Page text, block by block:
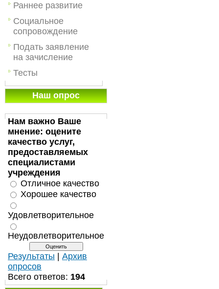
Раннее развитие
Социальное
сопровождение
Подать заявление
на зачисление
Тесты
Наш опрос
Нам важно Ваше
мнение: оцените
качество услуг,
предоставляемых
специалистами
учреждения
Отличное качество
Хорошее качество
Удовлетворительное
Неудовлетворительное
Результаты
Архив
опросов
Всего ответов: 194